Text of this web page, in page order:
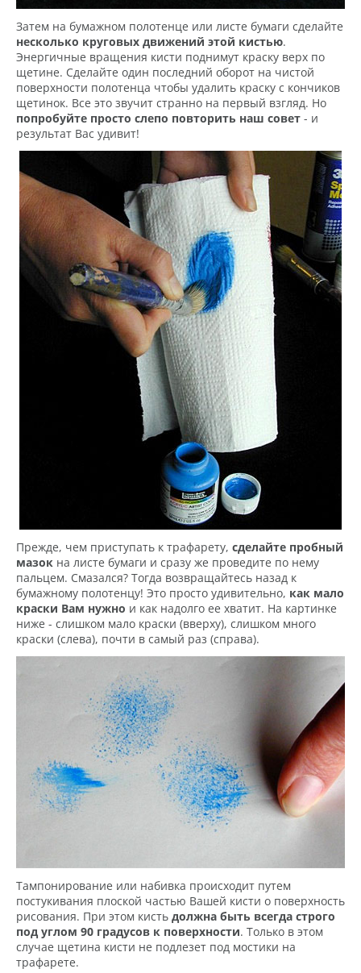
Затем на бумажном полотенце или листе бумаги сделайте
несколько круговых движений этой кистью.
Энергичные вращения кисти поднимут краску верх по
щетине. Сделайте один последний оборот на чистой
поверхности полотенца чтобы удалить краску с кончиков
щетинок. Все это звучит странно на первый взгляд. Но
попробуйте просто слепо повторить наш совет - и
результат Вас удивит!
Прежде, чем приступать к трафарету, сделайте пробный
мазок на листе бумаги и сразу же проведите по нему
пальцем. Смазался? Тогда возвращайтесь назад к
бумажному полотенцу! Это просто удивительно, как мало
краски Вам нужно и как надолго ее хватит. На картинке
ниже - слишком мало краски (вверху), слишком много
краски (слева), почти в самый раз (справа).
Тампонирование или набивка происходит путем
постукивания плоской частью Вашей кисти о поверхность
рисования. При этом кисть должна быть всегда строго
под углом 90 градусов к поверхности. Только в этом
случае щетина кисти не подлезет под мостики на
трафарете.